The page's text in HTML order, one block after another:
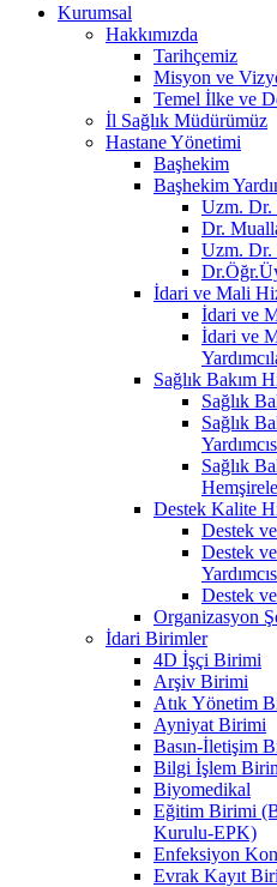
Kurumsal
Hakkımızda
Tarihçemiz
Misyon ve
Temel İlke ve
İl Sağlık Müdürümüz
Hastane Yönetimi
Başhekim
Başhekim
Uzm.
Dr.
Uzm.
İdari ve Mali
İdari ve
İdari ve
Sağlık Bakım
Sağlık
Sağlık
Sağlık
Destek Kalite
Destek
Destek
Destek
Organizasyon
İdari Birimler
4D İşçi Birimi
Arşiv Birimi
Atık Yönetim
Ayniyat Birimi
Basın-İletişim
Bilgi İşlem
Biyomedikal
Eğitim Birimi
Kurulu-EPK)
Enfeksiyon
Evrak Kayıt